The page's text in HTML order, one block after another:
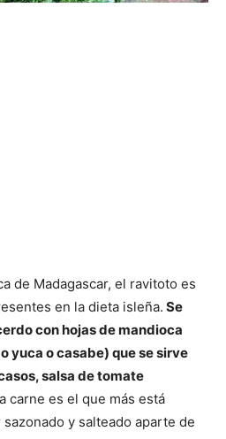
de Madagascar, el ravitoto es
en la dieta isleña. Se
con hojas de mandioca
yuca o casabe) que se sirve
salsa de tomate
carne es el que más está
y salteado aparte de